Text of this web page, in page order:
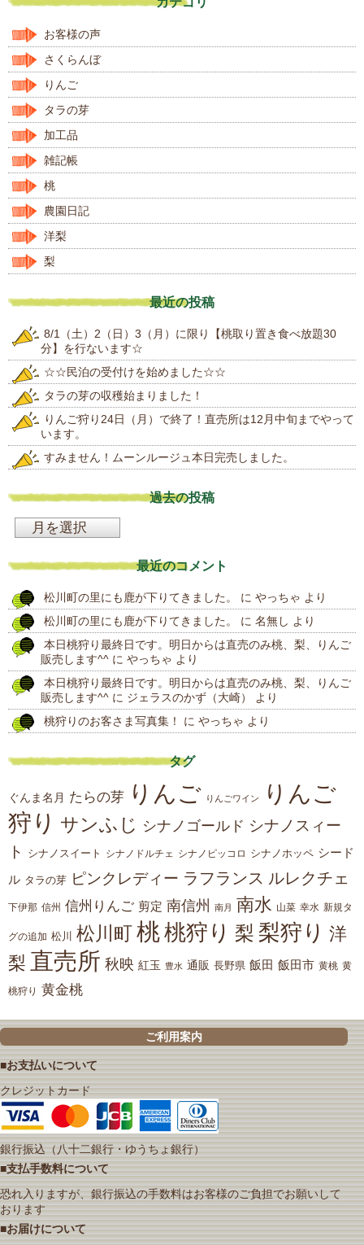
お客様の声
さくらんぼ
りんご
タラの芽
加工品
雑記帳
桃
農園日記
洋梨
梨
最近の投稿
8/1（土）2（日）3（月）に限り【桃取り置き食べ放題30
分】を行ないます☆
☆☆民泊の受付けを始めました☆☆
タラの芽の収穫始まりました！
りんご狩り24日（月）で終了！直売所は12月中旬までやって
います。
すみません！ムーンルージュ本日完売しました。
過去の投稿
投
稿
最近のコメント
松川町の里にも鹿が下りてきました。 に やっちゃ より
松川町の里にも鹿が下りてきました。
に 名無し より
本日桃狩り最終日です。明日からは直売のみ桃、梨、りんご
販売します^^ に やっちゃ より
本日桃狩り最終日です。明日からは直売のみ桃、梨、りんご
販売します^^ に ジェラスのかず（大崎）
より
桃狩りのお客さま写真集！
に やっちゃ より
タグ
ぐんま名月 たらの芽 りんご りんごワイン
りんご
狩り サンふじ シナノゴールド シナノスィー
ト
シナノスイート シナノドルチェ シナノピッコロ シナノホッペ シード
ル タラの芽 ピンクレディー ラフランス ルレクチェ
下伊那 信州 信州りんご 剪定 南信州 南月 南水 山菜 幸水 新規タ
グの追加 松川 松川町 桃桃狩り 梨 梨狩り 洋
梨 直売所 秋映 紅玉 豊水 通販 長野県 飯田 飯田市 黄桃 黄
桃狩り 黄金桃
ご利用案内
■お支払いについて
クレジットカード
銀行振込（八十二銀行・ゆうちょ銀行）
■支払手数料について
恐れ入りますが、銀行振込の手数料はお客様のご負担でお願いして
おります
■お届けについて